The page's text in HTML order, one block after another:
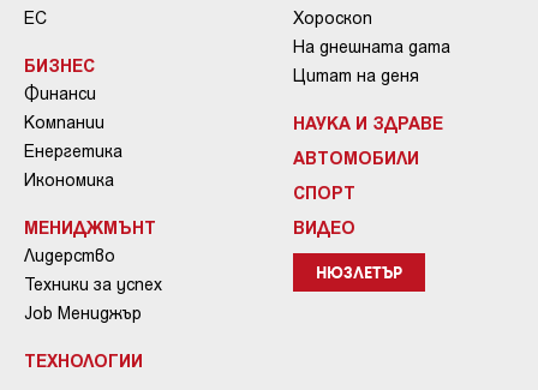
ЕС
БИЗНЕС
Финанси
Компании
Енергетика
Икономика
МЕНИДЖМЪНТ
Лидерство
Техники за успех
Job Мениджър
ТЕХНОЛОГИИ
Хороскоп
На днешната дата
Цитат на деня
НАУКА И ЗДРАВЕ
АВТОМОБИЛИ
СПОРТ
ВИДЕО
НЮЗЛЕТЪР